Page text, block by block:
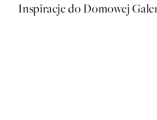
Inspiracje do Domowej